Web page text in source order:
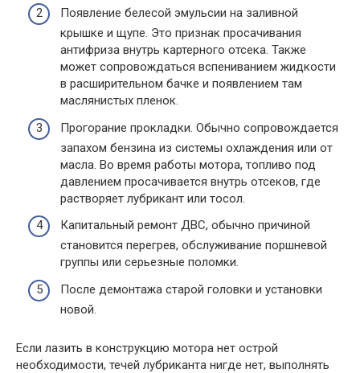
Появление белесой эмульсии на заливной
крышке и щупе. Это признак просачивания
антифриза внутрь картерного отсека. Также
может сопровождаться вспениванием жидкости
в расширительном бачке и появлением там
маслянистых пленок.
Прогорание прокладки. Обычно сопровождается
запахом бензина из системы охлаждения или от
масла. Во время работы мотора, топливо под
давлением просачивается внутрь отсеков, где
растворяет лубрикант или тосол.
Капитальный ремонт ДВС, обычно причиной
становится перегрев, обслуживание поршневой
группы или серьезные поломки.
После демонтажа старой головки и установки
новой.
Если лазить в конструкцию мотора нет острой
необходимости, течей лубриканта нигде нет, выполнять